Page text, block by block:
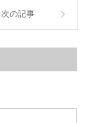
次の記事